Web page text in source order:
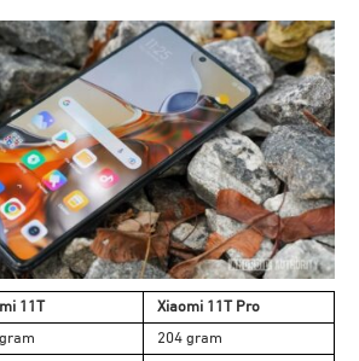
11T
Xiaomi 11T Pro
204 gram